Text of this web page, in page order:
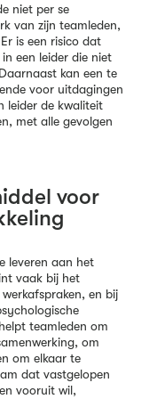
niet per se
van zijn teamleden,
is een risico dat
een leider die niet
kan een te
voor uitdagingen
leider de kwaliteit
met alle gevolgen
voor
leveren aan het
vaak bij het
en bij
teamleden om
om
om elkaar te
dat vastgelopen
vooruit wil,